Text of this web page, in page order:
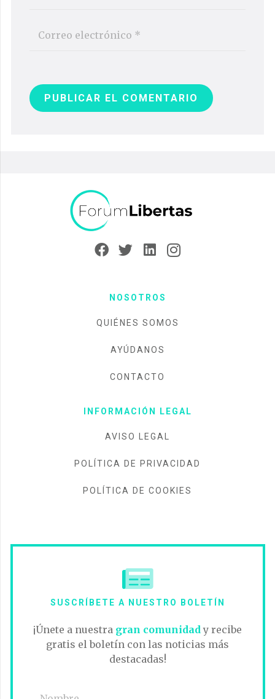
PUBLICAR EL COMENTARIO
NOSOTROS
QUIÉNES SOMOS
AYÚDANOS
CONTACTO
INFORMACIÓN LEGAL
AVISO LEGAL
POLÍTICA DE PRIVACIDAD
POLÍTICA DE COOKIES
SUSCRÍBETE A NUESTRO BOLETÍN
¡Únete a nuestra gran comunidady recibe
gratis el boletín con las noticias más
destacadas!